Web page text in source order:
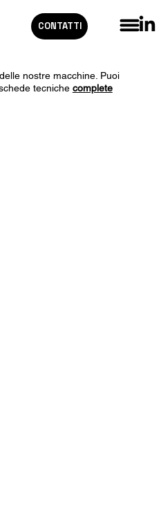
CONTATTI
nostre macchine. Puoi
tecniche complete